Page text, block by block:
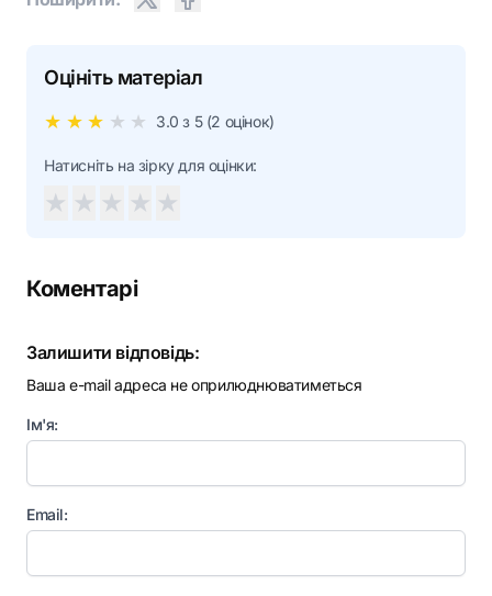
Оцініть матеріал
★ ★ ★ ★ ★ 3.0 з 5 (2 оцінок)
Натисніть на зірку для оцінки:
★ ★ ★ ★ ★
Коментарі
Залишити відповідь:
Ваша e-mail адреса не оприлюднюватиметься
Ім'я:
Email: